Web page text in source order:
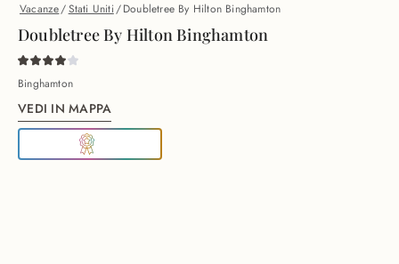
Vacanze/Stati Uniti/Doubletree By Hilton Binghamton
Doubletree By Hilton Binghamton
Binghamton
VEDI IN MAPPA